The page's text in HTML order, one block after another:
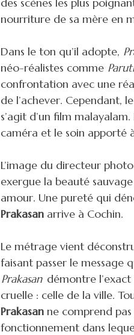
nourriture de sa mère en
Dans le ton qu’il adopte,
néo-réalistes comme
confrontation avec une
de l’achever. Cependant,
s’agit d’un film
caméra et le soin apporté
L’image du directeur photo
exergue la beauté
amour. Une pureté qui
Prakasan arrive à Cochin.
Le métrage vient
faisant passer le message
Prakasan démontre l’exact
cruelle : celle de la ville.
Prakasan ne comprend
fonctionnement dans